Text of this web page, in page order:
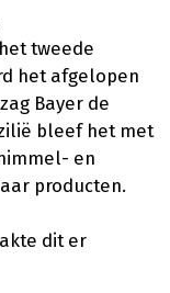
tweede
het afgelopen
Bayer de
bleef het met
en
producten.
dit er